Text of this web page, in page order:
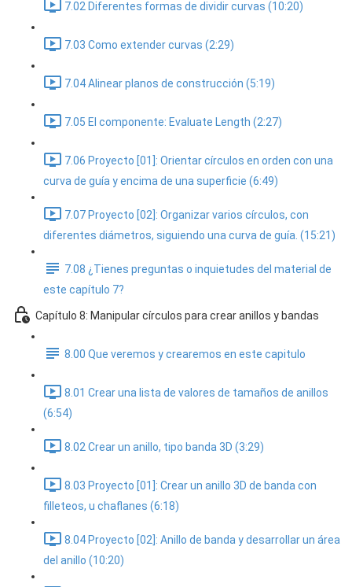
7.02 Diferentes formas de dividir curvas (10:20)
7.03 Como extender curvas (2:29)
7.04 Alinear planos de construcción (5:19)
7.05 El componente: Evaluate Length (2:27)
7.06 Proyecto [01]: Orientar círculos en orden con una
curva de guía y encima de una superficie (6:49)
7.07 Proyecto [02]: Organizar varios círculos, con
diferentes diámetros, siguiendo una curva de guía. (15:21)
7.08 ¿Tienes preguntas o inquietudes del material de
este capítulo 7?
Capítulo 8: Manipular círculos para crear anillos y bandas
8.00 Que veremos y crearemos en este capitulo
8.01 Crear una lista de valores de tamaños de anillos
(6:54)
8.02 Crear un anillo, tipo banda 3D (3:29)
8.03 Proyecto [01]: Crear un anillo 3D de banda con
filleteos, u chaflanes (6:18)
8.04 Proyecto [02]: Anillo de banda y desarrollar un área
del anillo (10:20)